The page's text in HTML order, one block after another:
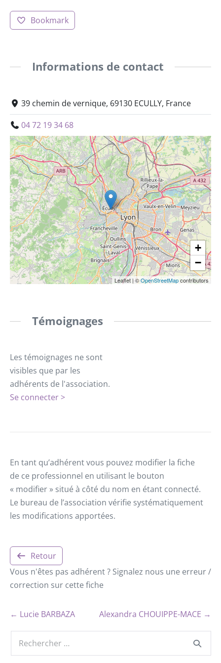
Bookmark
Informations de contact
39 chemin de vernique, 69130 ECULLY, France
04 72 19 34 68
+
−
Leaflet | ©OpenStreetMapcontributors
Témoignages
Les témoignages ne sont
visibles que par les
adhérents de l'association.
Se connecter >
En tant qu’adhérent vous pouvez modifier la fiche
de ce professionnel en utilisant le bouton
« modifier » situé à côté du nom en étant connecté.
Le bureau de l’association vérifie systématiquement
les modifications apportées.
Retour
Vous n'êtes pas adhérent ? Signalez nous une erreur /
correction sur cette fiche
← Lucie BARBAZA Alexandra CHOUIPPE-MACE →